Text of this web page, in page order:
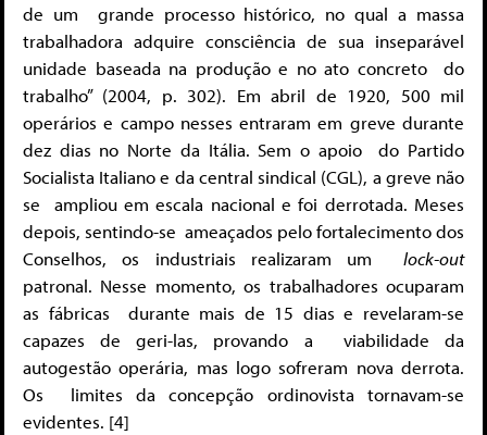
de um grande processo histórico, no qual a massa
trabalhadora adquire consciência de sua inseparável
unidade baseada na produção e no ato concreto do
trabalho” (2004, p. 302). Em abril de 1920, 500 mil
operários e campo nesses entraram em greve durante
dez dias no Norte da Itália. Sem o apoiodo Partido
Socialista Italiano e da central sindical (CGL), a greve não
se ampliou em escala nacional e foi derrotada. Meses
depois, sentindo-se ameaçados pelo fortalecimento dos
Conselhos, os industriais realizaram um lock-out
patronal. Nesse momento, os trabalhadores ocuparam
as fábricas durante mais de 15 dias e revelaram-se
capazes de geri-las, provando a viabilidade da
autogestão operária, mas logo sofreram nova derrota.
Os limites da concepção ordinovista tornavam-se
evidentes. [4]